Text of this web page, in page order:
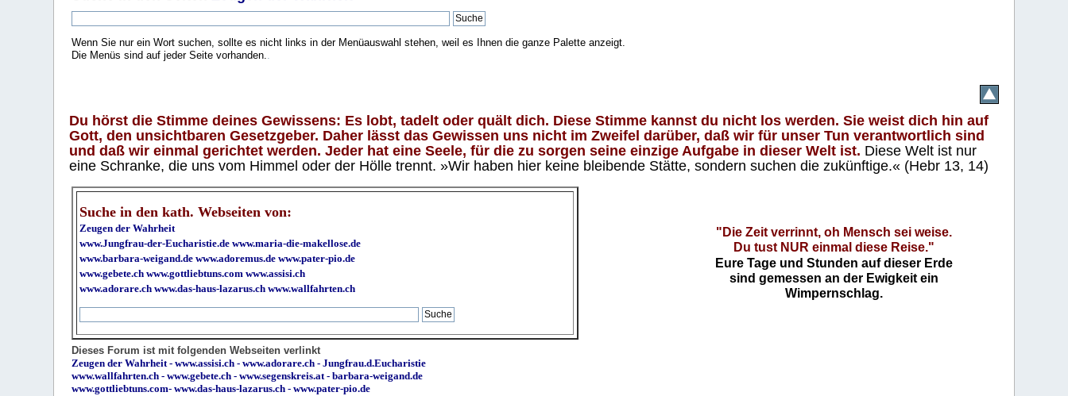
Wenn Sie nur ein Wort suchen, sollte es nicht links in der Menüauswahl stehen, weil es Ihnen die ganze Palette anzeigt.
Die Menüs sind auf jeder Seite vorhanden..
Du hörst die Stimme deines Gewissens: Es lobt, tadelt oder quält dich. Diese Stimme kannst du nicht los werden. Sie weist dich hin auf
Gott, den unsichtbaren Gesetzgeber. Daher lässt das Gewissen uns nicht im Zweifel darüber, daß wir für unser Tun verantwortlich sind
und daß wir einmal gerichtet werden. Jeder hat eine Seele, für die zu sorgen seine einzige Aufgabe in dieser Welt ist. Diese Welt ist nur
eine Schranke, die uns vom Himmel oder der Hölle trennt. »Wir haben hier keine bleibende Stätte, sondern suchen die zukünftige.« (Hebr 13, 14)
Suche in den kath. Webseiten von:
Zeugen der Wahrheit
www.Jungfrau-der-Eucharistie.de www.maria-die-makellose.de
www.barbara-weigand.de www.adoremus.de www.pater-pio.de
www.gebete.ch www.gottliebtuns.com www.assisi.ch
www.adorare.ch www.das-haus-lazarus.ch www.wallfahrten.ch
"Die Zeit verrinnt, oh Mensch sei weise.
Du tust NUR einmal diese Reise."
Eure Tage und Stunden auf dieser Erde
sind gemessen an der Ewigkeit ein
Wimpernschlag.
Dieses Forum ist mit folgenden Webseiten verlinkt
Zeugen der Wahrheit-www.assisi.ch -www.adorare.ch -Jungfrau.d.Eucharistie
www.wallfahrten.ch -www.gebete.ch -www.segenskreis.at-barbara-weigand.de
www.gottliebtuns.com-www.das-haus-lazarus.ch - www.pater-pio.de